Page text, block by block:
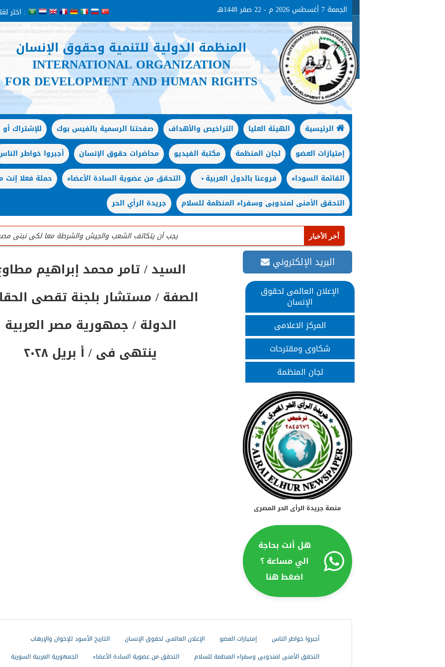
الجمعة 7 أغسطس 2026 م - 22 صفر 1448هـ اختر لغتك :
المنظمة الدولية للتنمية وحقوق الإنسان
INTERNATIONAL ORGANIZATION
FOR DEVELOPMENT AND HUMAN RIGHTS
الرئيسية الهيئة العليا التراخيص والأهداف صفحتنا الرسمية بالفيس بوك
للإشتراك أو
إمتيازات العضو
لجان المنظمة مكتبة الفيديو محاضرات حقوق الإنسان
أجبروا خواطر
القائمة السوداء
فروعنا بالدول العربية التحقق من عضوية السادة الأعضاء
حملة فعلا
التحقق الأمنى لمندوبى وسفراء المنظمة للسلام
جريدة الرأي الحر
يجب أن يتكاتف الشعب والجيش والشرطة معا لكى نبنى
جميع لجان المنظمة عمل تطوعى وليست وظيفه
تليفون / واتس المنظمة الرئيسى للتواصل والإستفسار / 0201020407090
البريد الإلكتروني
الإعلان العالمى لحقوق
الإنسان
المركز الاعلامى
شكاوى ومقترحات
لجان المنظمة
منصة جريدة الرأى الحر المصرى
هل أنت بحاجة
الي مساعة ؟
اضغط هنا
السيد / تامر محمد إبراهيم
الصفة / مستشار بلجنة تقصى
الدولة / جمهورية مصر العربية
ينتهى فى / أ بريل ٢٠٢٨
أجبروا خواطر الناس إمتيازات العضو الإعلان العالمى لحقوق الإنسان
التاريخ الأسود للإخوان والإرهاب
التحقق الأمنى لمندوبى وسفراء المنظمة للسلام
التحقق من عضوية السادة الأعضاء الجمهورية العربية السورية